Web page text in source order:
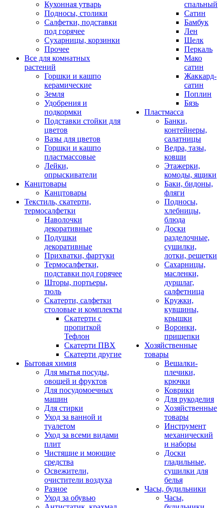
Кухонная утварь
Подносы, столики
Салфетки, подставки
под горячее
Сухарницы, корзинки
Прочее
Все для комнатных
растений
Горшки и кашпо
керамические
Земля
Удобрения и
подкормки
Подставки стойки для
цветов
Вазы для цветов
Горшки и кашпо
пластмассовые
Лейки,
опрыскиватели
Канцтовары
Канцтовары
Текстиль, скатерти,
термосалфетки
Наволочки
декоративные
Подушки
декоративные
Прихватки, фартуки
Термосалфетки,
подставки под горячее
Шторы, портьеры,
тюль
Скатерти, салфетки
столовые и комплекты
Скатерти с
пропиткой
Тефлон
Скатерти ПВХ
Скатерти другие
Бытовая химия
Для мытья посуды,
овощей и фруктов
Для посудомоечных
машин
Для стирки
Уход за ванной и
туалетом
Уход за всеми видами
плит
Чистящие и моющие
средства
Освежители,
очистители воздуха
Разное
Уход за обувью
спальный
Сатин
Бамбук
Лен
Шелк
Перкаль
Мако
сатин
Жаккард-
сатин
Поплин
Бязь
Пластмасса
Банки,
контейнеры,
салатницы
Ведра, тазы,
ковши
Этажерки,
комоды, ящики
Баки, бидоны,
фляги
Подносы,
хлебницы,
блюда
Доски
разделочные,
сушилки,
лотки, решетки
Сахарницы,
масленки,
дуршлаг,
салфетница
Кружки,
кувшины,
крышки
Воронки,
прищепки
Хозяйственные
товары
Вешалки-
плечики,
крючки
Коврики
Для рукоделия
Хозяйственные
товары
Инструмент
механический
и наборы
Доски
гладильные,
сушилки для
белья
Часы, будильники
Часы,